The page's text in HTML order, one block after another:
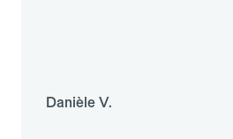
Danièle V.